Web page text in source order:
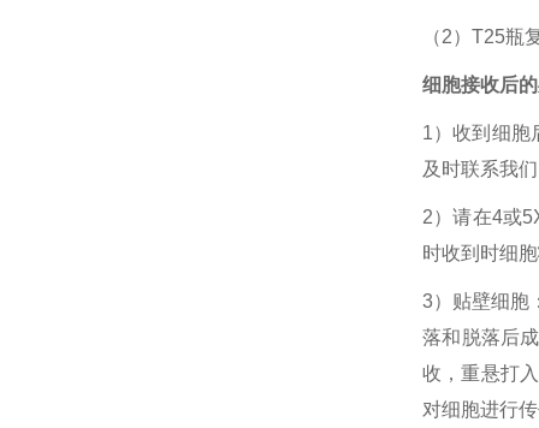
（2）T25瓶
细胞接收后
1）收到细胞
及时联系我
2）请在4或
时收到时细
3）贴壁细胞
落和脱落后
收，重悬打
对细胞进行